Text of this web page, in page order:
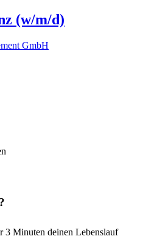
(w/m/d)
GmbH
3 Minuten deinen Lebenslauf